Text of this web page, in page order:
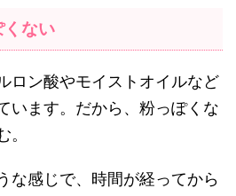
くない
ロン酸やモイストオイルなど
います。だから、粉っぽくな
。
な感じで、時間が経ってから